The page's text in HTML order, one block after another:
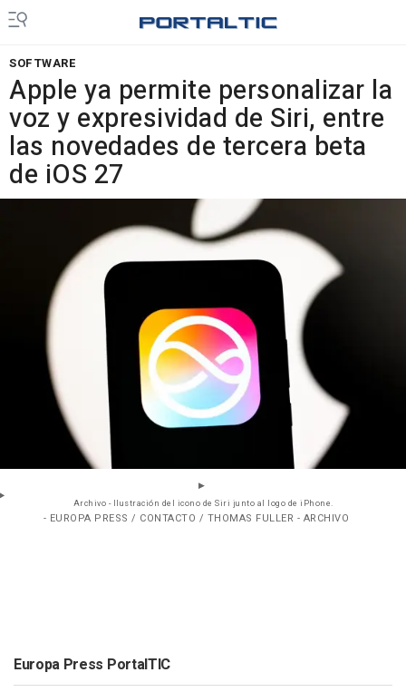
SOFTWARE
Apple ya permite personalizar la
voz y expresividad de Siri, entre
las novedades de tercera beta
de iOS 27
Archivo - Ilustración del icono de Siri junto al logo de iPhone.
- EUROPA PRESS / CONTACTO / THOMAS FULLER - ARCHIVO
Europa Press PortalTIC